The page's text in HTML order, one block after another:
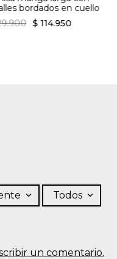
bordados en cuello
.900 $ 114.950
un comentario.
Todos